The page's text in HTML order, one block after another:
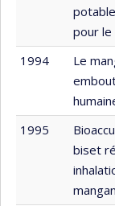
pour
1994
Le
1995
biset